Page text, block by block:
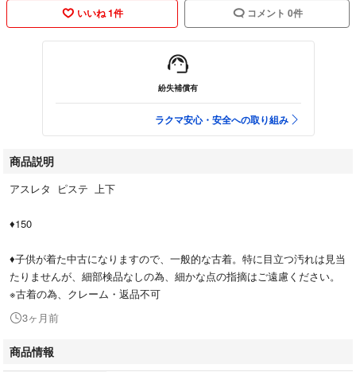
いいね 1件 コメント 0件
紛失補償有
ラクマ安心・安全への取り組み
商品説明
アスレタ ピステ 上下
♦︎150
♦︎子供が着た中古になりますので、一般的な古着。特に目立つ汚れは見当
たりませんが、細部検品なしの為、細かな点の指摘はご遠慮ください。
※古着の為、クレーム・返品不可
3ヶ月前
商品情報